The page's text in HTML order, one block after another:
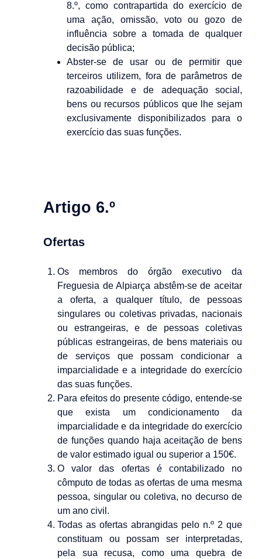
8.º, como contrapartida do exercício de
uma ação, omissão, voto ou gozo de
influência sobre a tomada de qualquer
decisão pública;
Abster-se de usar ou de permitir que
terceiros utilizem, fora de parâmetros de
razoabilidade e de adequação social,
bens ou recursos públicos que lhe sejam
exclusivamente disponibilizados para o
exercício das suas funções.
Artigo 6.º
Ofertas
Os membros do órgão executivo da
Freguesia de Alpiarça abstêm-se de aceitar
a oferta, a qualquer título, de pessoas
singulares ou coletivas privadas, nacionais
ou estrangeiras, e de pessoas coletivas
públicas estrangeiras, de bens materiais ou
de serviços que possam condicionar a
imparcialidade e a integridade do exercício
das suas funções.
Para efeitos do presente código, entende-se
que exista um condicionamento da
imparcialidade e da integridade do exercício
de funções quando haja aceitação de bens
de valor estimado igual ou superior a 150€.
O valor das ofertas é contabilizado no
cômputo de todas as ofertas de uma mesma
pessoa, singular ou coletiva, no decurso de
um ano civil.
Todas as ofertas abrangidas pelo n.º 2 que
constituam ou possam ser interpretadas,
pela sua recusa, como uma quebra de